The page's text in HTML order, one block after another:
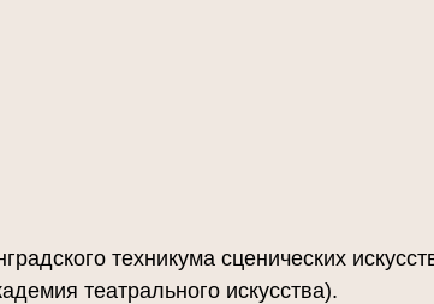
техникума сценических
театрального искусства).